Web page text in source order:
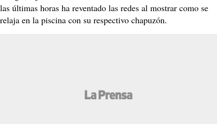
las últimas horas ha reventado las redes al mostrar como se
relaja en la piscina con su respectivo chapuzón.